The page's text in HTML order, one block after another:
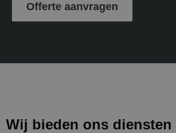
Offerte aanvragen
Wij bieden ons diensten